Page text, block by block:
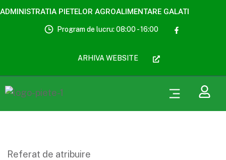
ADMINISTRATIA PIETELOR AGROALIMENTARE GALATI
Program de lucru: 08:00 - 16:00
ARHIVA WEBSITE
Referat de atribuire